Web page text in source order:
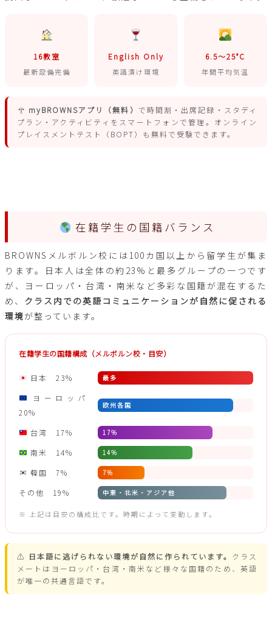
16教室
最新設備完備
English Only
英語漬け環境
6.5〜25°C
年間平均気温
myBROWNSアプリ（無料） で時間割・出席記録・スタディ
プラン・アクティビティをスマートフォンで管理。オンライン
プレイスメントテスト（BOPT）も無料で受験できます。
在籍学生の国籍バランス
BROWNSメルボルン校には100カ国以上から留学生が集ま
ります。日本人は全体の約23%と最多グループの一つです
が、ヨーロッパ・台湾・南米など多彩な国籍が混在するた
め、 クラス内での英語コミュニケーションが自然に促される
環境が整っています。
在籍学生の国籍構成（メルボルン校・目安）
日本 23% 最多
ヨーロッパ
20%
欧州各国
台湾 17% 17%
南米 14% 14%
韓国 7% 7%
その他 19% 中東・北米・アジア他
※ 上記は目安の構成比です。時期によって変動します。
⚠ 日本語に逃げられない環境が自然に作られています。 クラス
メートはヨーロッパ・台湾・南米など様々な国籍のため、英語
が唯一の共通言語です。